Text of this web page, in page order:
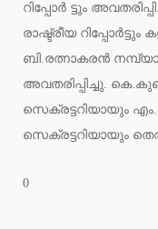
റിപ്പോർ ട്ടും
രാഷ്ട്രീയ
ബി.രത്നാകരൻ
അവതരിപ്പിച്ചു.
സെക്രട്ടറിയായും
സെക്രട്ടറിയായും
0